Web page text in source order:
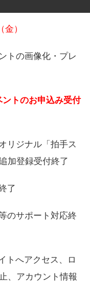
）
トの画像化・プレ
トのお申込み受付
リジナル「拍手ス
加登録受付終了
了
のサポート対応終
トへアクセス、ロ
、アカウント情報